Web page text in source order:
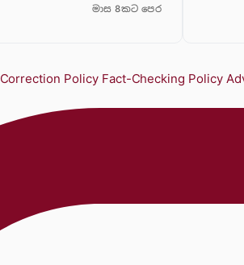
මාස 8කට පෙර
Correction Policy Fact-Checking Policy